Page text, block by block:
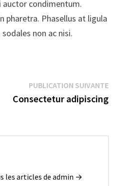
condimentum.
pharetra. Phasellus at ligula
non ac nisi.
:
PUBLICATION SUIVANTE
Consectetur adipiscing
les articles de admin →